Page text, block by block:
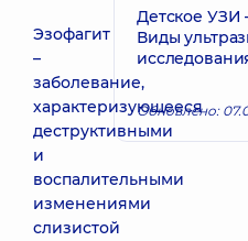
Эзофагит
–
заболевание,
характеризующееся
деструктивными
и
воспалительными
изменениями
слизистой
Детское УЗИ
Виды
Обновлено: